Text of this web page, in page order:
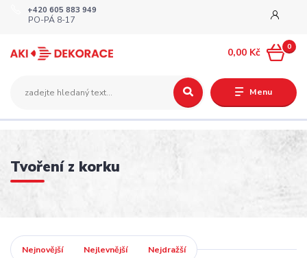
Menu
+420 605 883 949
PO-PÁ 8-17
0
0,00 Kč
Tvoření z korku
Nejnovější Nejlevnější Nejdražší